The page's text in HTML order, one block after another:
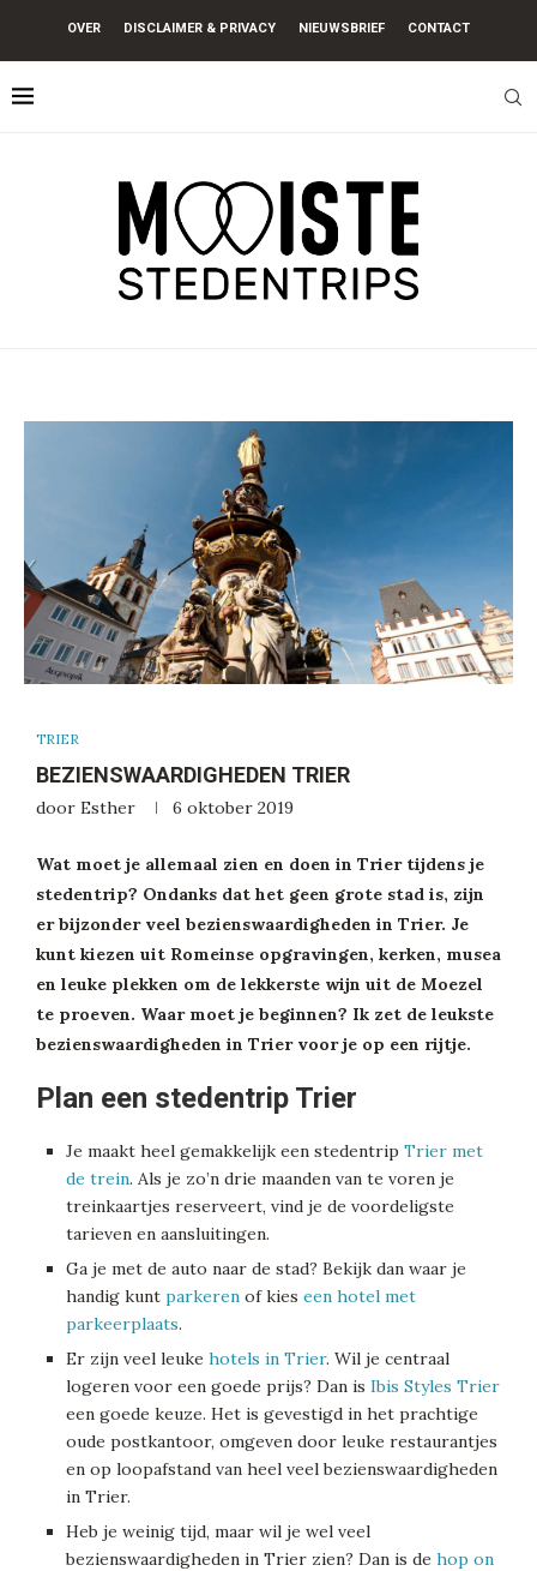
OVER DISCLAIMER & PRIVACY NIEUWSBRIEF CONTACT
TRIER
BEZIENSWAARDIGHEDEN TRIER
door Esther 6 oktober 2019
Wat moet je allemaal zien en doen in Trier tijdens je
stedentrip? Ondanks dat het geen grote stad is, zijn
er bijzonder veel bezienswaardigheden in Trier. Je
kunt kiezen uit Romeinse opgravingen, kerken, musea
en leuke plekken om de lekkerste wijn uit de Moezel
te proeven. Waar moet je beginnen? Ik zet de leukste
bezienswaardigheden in Trier voor je op een rijtje.
Plan een stedentrip Trier
Je maakt heel gemakkelijk een stedentrip Trier met
de trein. Als je zo’n drie maanden van te voren je
treinkaartjes reserveert, vind je de voordeligste
tarieven en aansluitingen.
Ga je met de auto naar de stad? Bekijk dan waar je
handig kunt parkeren of kies een hotel met
parkeerplaats.
Er zijn veel leuke hotels in Trier. Wil je centraal
logeren voor een goede prijs? Dan is Ibis Styles Trier
een goede keuze. Het is gevestigd in het prachtige
oude postkantoor, omgeven door leuke restaurantjes
en op loopafstand van heel veel bezienswaardigheden
in Trier.
Heb je weinig tijd, maar wil je wel veel
bezienswaardigheden in Trier zien? Dan is de hop on